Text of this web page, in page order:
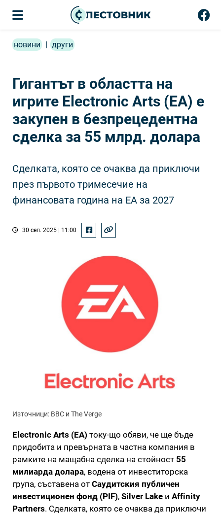
новини | други
Гигантът в областта на
игрите Electronic Arts (EA) е
закупен в безпрецедентна
сделка за 55 млрд. долара
Сделката, която се очаква да приключи
през първото тримесечие на
финансовата година на EA за 2027
30 сеп. 2025 | 11:00
Източници: BBC и The Verge
Electronic Arts (EA) току-що обяви, че ще бъде
придобита и превърната в частна компания в
рамките на мащабна сделка на стойност 55
милиарда долара, водена от инвеститорска
група, съставена от Саудитския публичен
инвестиционен фонд (PIF), Silver Lake и Affinity
Partners. Сделката, която се очаква да приключи